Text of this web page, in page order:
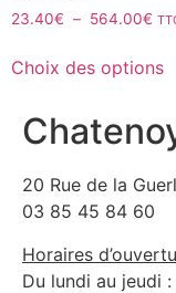
23.40€ – 564.00€
Choix des options
20 Rue de la
03 85 45 84 60
Horaires
Du lundi au jeudi :